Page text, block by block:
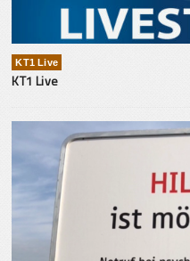
KT1 Live
KT1 Live